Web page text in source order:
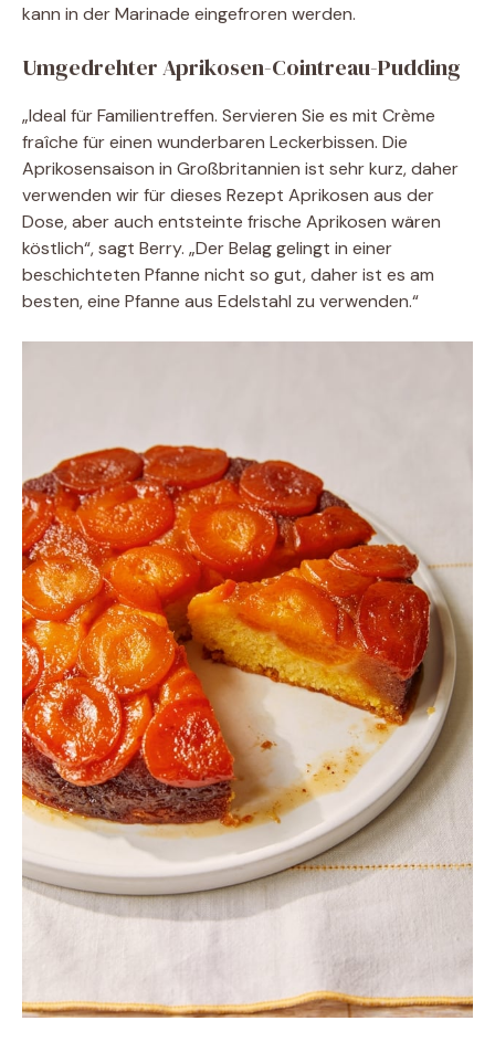
kann in der Marinade eingefroren werden.
Umgedrehter Aprikosen-Cointreau-Pudding
„Ideal für Familientreffen. Servieren Sie es mit Crème
fraîche für einen wunderbaren Leckerbissen. Die
Aprikosensaison in Großbritannien ist sehr kurz, daher
verwenden wir für dieses Rezept Aprikosen aus der
Dose, aber auch entsteinte frische Aprikosen wären
köstlich“, sagt Berry. „Der Belag gelingt in einer
beschichteten Pfanne nicht so gut, daher ist es am
besten, eine Pfanne aus Edelstahl zu verwenden.“